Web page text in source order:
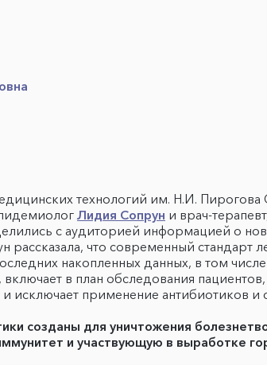
технологий им. Н.И. Пирогова
Лидия Сопрун и врач-
с аудиторией информацией о
что современный стандарт
накопленных данных, в том
в план обследования
исключает применение антибиотиков
созданы для уничтожения
и участвующую в выработке